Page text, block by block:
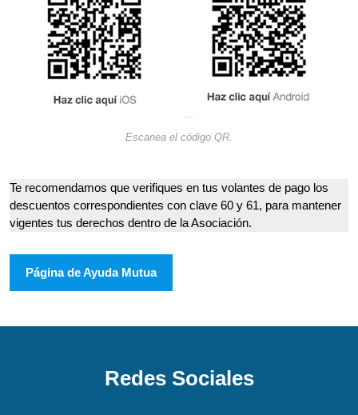
Escanea el código QR.
Te recomendamos que verifiques en tus volantes de pago los
descuentos correspondientes con clave 60 y 61, para mantener
vigentes tus derechos dentro de la Asociación.
Página de Ayuda Mutua
Redes Sociales